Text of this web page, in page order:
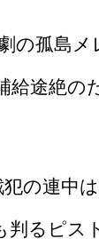
の孤島
給途絶
の連中
るピス